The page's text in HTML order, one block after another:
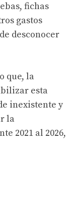
fichas
gastos
desconocer
que, la
esta
inexistente y
la
2021 al 2026,